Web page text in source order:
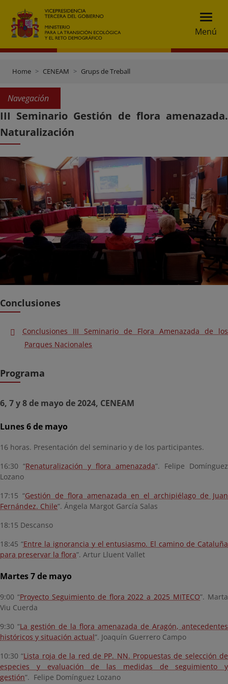
Menú
Home CENEAM Grups de Treball
Navegación
III Seminario Gestión de flora amenazada.
Naturalización
Conclusiones
Conclusiones III Seminario de Flora Amenazada de los
Parques Nacionales
Programa
6, 7 y 8 de mayo de 2024, CENEAM
Lunes 6 de mayo
16 horas. Presentación del seminario y de los participantes.
16:30 “Renaturalización y flora amenazada”. Felipe Domínguez
Lozano
17:15 “Gestión de flora amenazada en el archipiélago de Juan
Fernández. Chile”. Ángela Margot García Salas
18:15 Descanso
18:45 “Entre la ignorancia y el entusiasmo. El camino de Cataluña
para preservar la flora”. Artur Lluent Vallet
Martes 7 de mayo
9:00 “Proyecto Seguimiento de flora 2022 a 2025 MITECO”. Marta
Viu Cuerda
9:30 “La gestión de la flora amenazada de Aragón, antecedentes
históricos y situación actual”. Joaquín Guerrero Campo
10:30 “Lista roja de la red de PP. NN. Propuestas de selección de
especies y evaluación de las medidas de seguimiento y
gestión”. Felipe Domínguez Lozano